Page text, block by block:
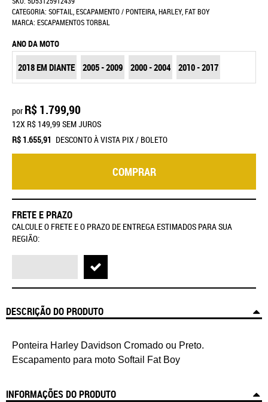
CATEGORIA: SOFTAIL ESCAPAMENTO / PONTEIRA HARLEY, FAT BOY
MARCA: ESCAPAMENTOS TORBAL
ANO DA MOTO
2018 EM DIANTE 2005 - 2009 2000 - 2004 2010 - 2017
por R$ 1.799,90
R$ 1.655,91 DESCONTO À VISTA PIX / BOLETO
12X R$ 149,99SEM JUROS
COMPRAR
FRETE E PRAZO
CALCULE O FRETE E O PRAZO DE ENTREGA ESTIMADOS PARA SUA
REGIÃO:
DESCRIÇÃO DO PRODUTO
Ponteira Harley Davidson Cromado ou Preto.
Escapamento para moto Softail Fat Boy
INFORMAÇÕES DO PRODUTO